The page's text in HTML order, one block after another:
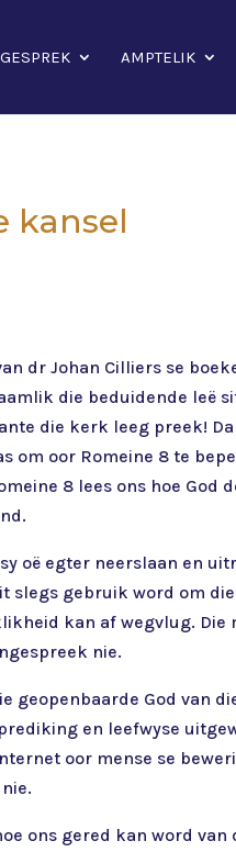
GESPREK AMPTELIK
kansel
dr Johan Cilliers se
die beduidende leë
die kerk leeg preek!
oor Romeine 8 te
8 lees ons hoe God
oë egter neerslaan en
slegs gebruik word om
kan af wegvlug. Die
nie.
geopenbaarde God van
en leefwyse
oor mense se
ons gered kan word van